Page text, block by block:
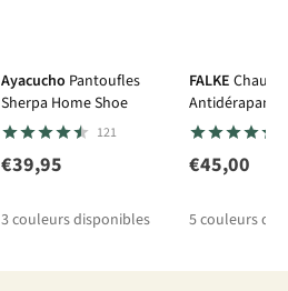
Ayacucho Pantoufles
Sherpa Home Shoe
121
€39,95
3couleurs disponibles
FALKE
Antidérapante
€45,00
5couleurs